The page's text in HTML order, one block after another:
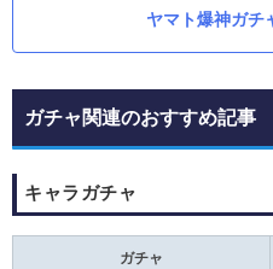
ヤマト爆神ガチ
ガチャ関連のおすすめ記事
キャラガチャ
ガチャ